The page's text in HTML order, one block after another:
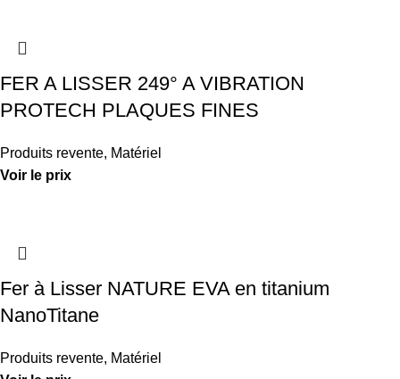
FER A LISSER 249° A VIBRATION
PROTECH PLAQUES FINES
Produits revente, Matériel
Voir le prix
Fer à Lisser NATURE EVA en titanium
NanoTitane
Produits revente, Matériel